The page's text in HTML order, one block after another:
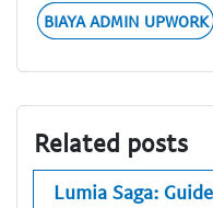
BIAYA ADMIN UPWORK
Related posts
Lumia Saga: